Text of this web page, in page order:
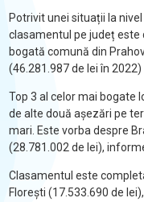
Potrivit unei situații la
clasamentul pe județ este
bogată comună din
(46.281.987 de lei în
Top 3 al celor mai bogate
de alte două așezări pe
mari. Este vorba despre
(28.781.002 de lei),
Clasamentul este
Florești (17.533.690 de